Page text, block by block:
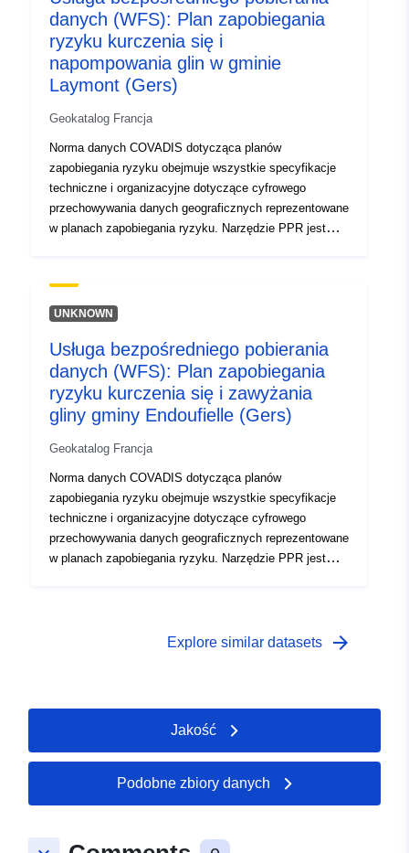
danych (WFS): Plan zapobiegania
ryzyku kurczenia się i
napompowania glin w gminie
Laymont (Gers)
Geokatalog Francja
Norma danych COVADIS dotycząca planów
zapobiegania ryzyku obejmuje wszystkie specyfikacje
techniczne i organizacyjne dotyczące cyfrowego
przechowywania danych geograficznych reprezentowane
w planach zapobiegania ryzyku. Narzędzie PPR jest
pożarami i zapobieganiu poważnym zagrożeniom.
Opracowanie RPP leży w gestii państwa. O tym
UNKNOWN
Usługa bezpośredniego pobierania
danych (WFS): Plan zapobiegania
ryzyku kurczenia się i zawyżania
gliny gminy Endoufielle (Gers)
Geokatalog Francja
Norma danych COVADIS dotycząca planów
zapobiegania ryzyku obejmuje wszystkie specyfikacje
techniczne i organizacyjne dotyczące cyfrowego
przechowywania danych geograficznych reprezentowane
w planach zapobiegania ryzyku. Narzędzie PPR jest
Opracowanie RPP leży w gestii państwa. O tym
Explore similar datasets arrow_forward
Jakość
Podobne zbiory danych